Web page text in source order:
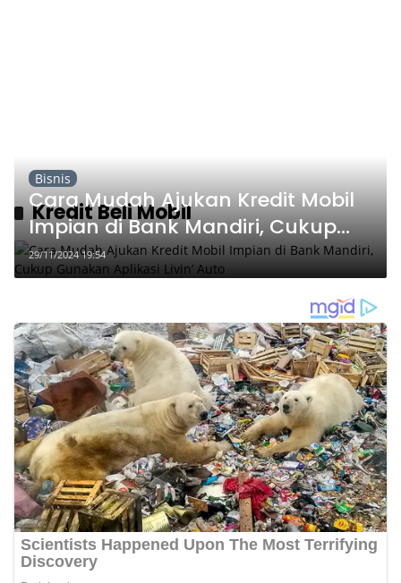
Kredit Beli Mobil
Bisnis
Cara Mudah Ajukan Kredit Mobil
Impian di Bank Mandiri, Cukup
Gunakan Aplikasi Livin’ Auto
29/11/2024 19:54